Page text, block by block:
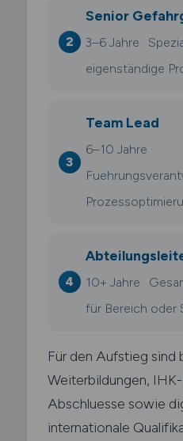
Senior
3–6 Jahre ·
eigenständige
Team Lead
6–10 Jahre ·
10+ Jahre ·
für Bereich oder
Für den Aufstieg
Weiterbildungen,
Abschluesse sowie
internationale